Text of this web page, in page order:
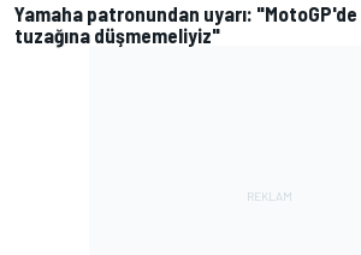
Yamaha patronundan uyarı:
tuzağına düşmemeliyiz"